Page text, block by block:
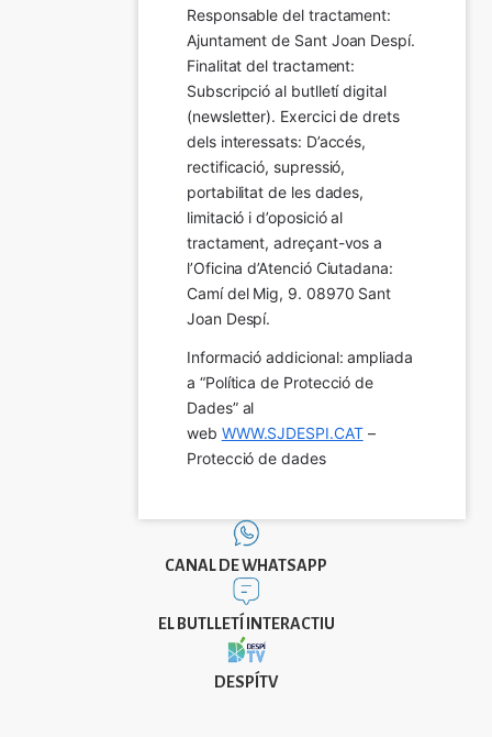
Responsable del tractament:
Ajuntament de Sant Joan Despí.
Finalitat del tractament:
Subscripció al butlletí digital
(newsletter). Exercici de drets
dels interessats: D’accés,
rectificació, supressió,
portabilitat de les dades,
limitació i d’oposició al
tractament, adreçant-vos a
l’Oficina d’Atenció Ciutadana:
Camí del Mig, 9. 08970 Sant
Joan Despí.
Informació addicional: ampliada
a “Política de Protecció de
Dades” al
web WWW.SJDESPI.CAT –
Protecció de dades
CANAL DE WHATSAPP
EL BUTLLETÍ INTERACTIU
DESPÍTV